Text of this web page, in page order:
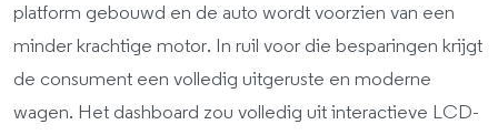
platform gebouwd en de auto wordt voorzien van een
minder krachtige motor. In ruil voor die besparingen krijgt
de consument een volledig uitgeruste en moderne
wagen. Het dashboard zou volledig uit interactieve LCD-